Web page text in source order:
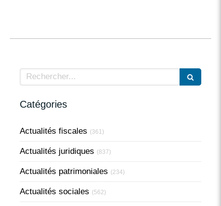
Rechercher
Catégories
Actualités fiscales (361)
Actualités juridiques (837)
Actualités patrimoniales (234)
Actualités sociales (562)